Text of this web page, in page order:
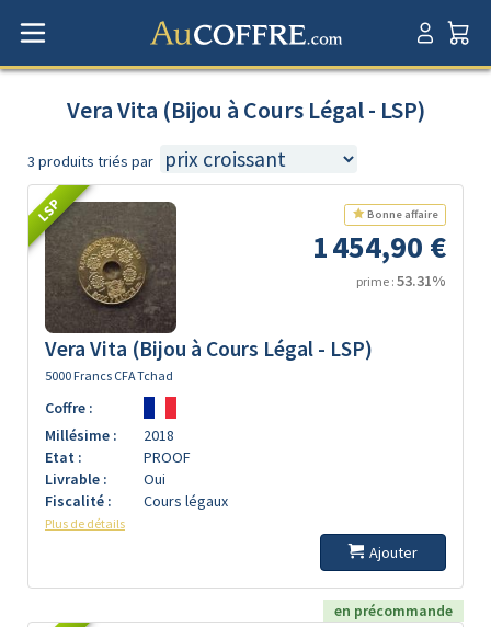
Vera Vita (Bijou à Cours Légal - LSP)
3 produits triés par
LSP Bonne affaire
1 454,90 €
prime : 53.31%
Vera Vita (Bijou à Cours Légal - LSP)
5000 Francs CFA Tchad
Coffre :
Millésime :
2018
Etat :
PROOF
Livrable :
Oui
Fiscalité :
Cours légaux
Plus de détails
Ajouter
en précommande